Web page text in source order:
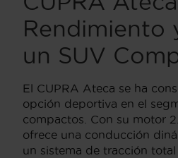
Rendimiento
un SUV
El CUPRA Ateca se ha
opción deportiva en el
compactos. Con su motor
ofrece una conducción
un sistema de tracción